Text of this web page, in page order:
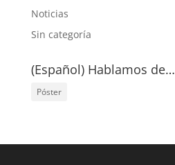
Noticias
Sin categoría
(Español) Hablamos de…
Póster